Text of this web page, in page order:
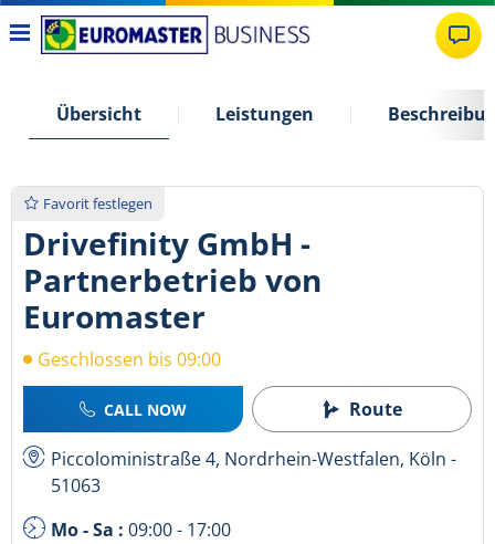
Übersicht Leistungen
Favorit festlegen
Drivefinity GmbH -
Partnerbetrieb von
Euromaster
Geschlossen bis 09:00
CALL NOW Route
Piccoloministraße 4, Nordrhein-Westfalen, Köln -
51063
Mo - Sa : 09:00 - 17:00